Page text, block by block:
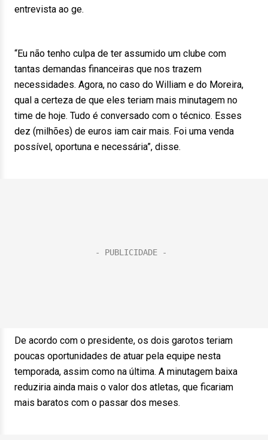
entrevista ao ge.
“Eu não tenho culpa de ter assumido um clube com
tantas demandas financeiras que nos trazem
necessidades. Agora, no caso do William e do Moreira,
qual a certeza de que eles teriam mais minutagem no
time de hoje. Tudo é conversado com o técnico. Esses
dez (milhões) de euros iam cair mais. Foi uma venda
possível, oportuna e necessária”, disse.
De acordo com o presidente, os dois garotos teriam
poucas oportunidades de atuar pela equipe nesta
temporada, assim como na última. A minutagem baixa
reduziria ainda mais o valor dos atletas, que ficariam
mais baratos com o passar dos meses.